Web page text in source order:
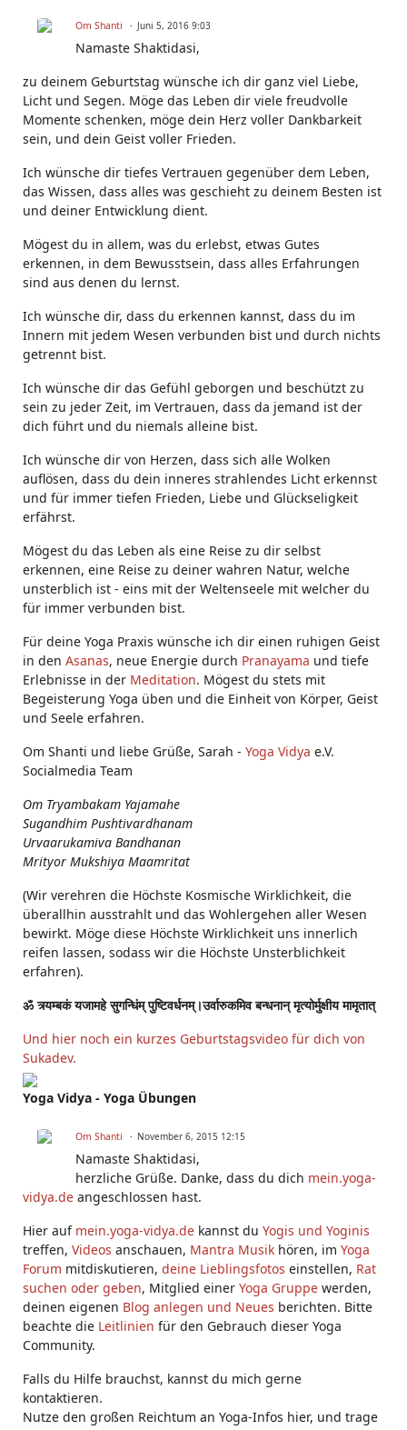
Om Shanti Juni 5, 2016 9:03
Namaste Shaktidasi,
zu deinem Geburtstag wünsche ich dir ganz viel Liebe,
Licht und Segen. Möge das Leben dir viele freudvolle
Momente schenken, möge dein Herz voller Dankbarkeit
sein, und dein Geist voller Frieden.
Ich wünsche dir tiefes Vertrauen gegenüber dem Leben,
das Wissen, dass alles was geschieht zu deinem Besten ist
und deiner Entwicklung dient.
Mögest du in allem, was du erlebst, etwas Gutes
erkennen, in dem Bewusstsein, dass alles Erfahrungen
sind aus denen du lernst.
Ich wünsche dir, dass du erkennen kannst, dass du im
Innern mit jedem Wesen verbunden bist und durch nichts
getrennt bist.
Ich wünsche dir das Gefühl geborgen und beschützt zu
sein zu jeder Zeit, im Vertrauen, dass da jemand ist der
dich führt und du niemals alleine bist.
Ich wünsche dir von Herzen, dass sich alle Wolken
auflösen, dass du dein inneres strahlendes Licht erkennst
und für immer tiefen Frieden, Liebe und Glückseligkeit
erfährst.
Mögest du das Leben als eine Reise zu dir selbst
erkennen, eine Reise zu deiner wahren Natur, welche
unsterblich ist - eins mit der Weltenseele mit welcher du
für immer verbunden bist.
Für deine Yoga Praxis wünsche ich dir einen ruhigen Geist
in den Asanas, neue Energie durch Pranayama und tiefe
Erlebnisse in der Meditation. Mögest du stets mit
Begeisterung Yoga üben und die Einheit von Körper, Geist
und Seele erfahren.
Om Shanti und liebe Grüße, Sarah - Yoga Vidya e.V.
Socialmedia Team
Om Tryambakam Yajamahe
Sugandhim Pushtivardhanam
Urvaarukamiva Bandhanan
Mrityor Mukshiya Maamritat
(Wir verehren die Höchste Kosmische Wirklichkeit, die
überallhin ausstrahlt und das Wohlergehen aller Wesen
bewirkt. Möge diese Höchste Wirklichkeit uns innerlich
reifen lassen, sodass wir die Höchste Unsterblichkeit
erfahren).
ॐ त्र्यम्बकं यजामहे सुगन्धिंम् पुष्टिवर्धनम्।उर्वारुकमिव बन्धनान् मृत्योर्मुक्षीय मामृतात्
Und hier noch ein kurzes Geburtstagsvideo für dich von
Sukadev.
Yoga Vidya - Yoga Übungen
Om Shanti November 6, 2015 12:15
Namaste Shaktidasi,
herzliche Grüße. Danke, dass du dich mein.yoga-
vidya.de angeschlossen hast.
Hier auf mein.yoga-vidya.de kannst du Yogis und Yoginis
treffen, Videos anschauen, Mantra Musik hören, im Yoga
Forum mitdiskutieren, deine Lieblingsfotos einstellen, Rat
suchen oder geben, Mitglied einer Yoga Gruppe werden,
deinen eigenen Blog anlegen und Neues berichten. Bitte
beachte die Leitlinien für den Gebrauch dieser Yoga
Community.
Falls du Hilfe brauchst, kannst du mich gerne
kontaktieren.
Nutze den großen Reichtum an Yoga-Infos hier, und trage